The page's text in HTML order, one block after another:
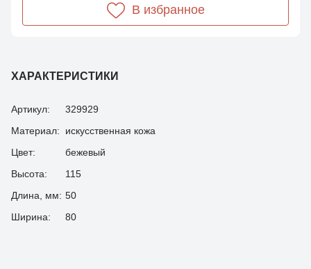
ХАРАКТЕРИСТИКИ
Артикул:
329929
Материал:
искусственная кожа
Цвет:
бежевый
Высота:
115
Длина, мм: 50
Ширина:
80
В избранное